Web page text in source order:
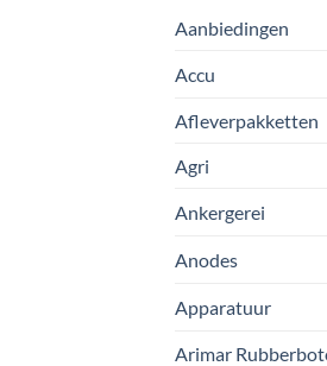
Aanbiedingen
Accu
Afleverpakketten
Agri
Ankergerei
Anodes
Apparatuur
Arimar